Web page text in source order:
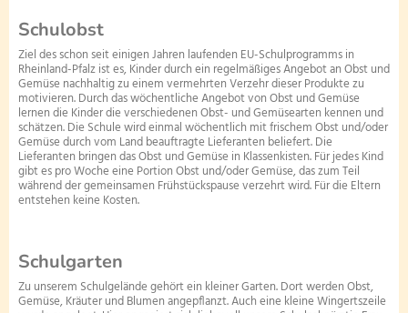
Schulobst
Ziel des schon seit einigen Jahren laufenden EU-Schulprogramms in
Rheinland-Pfalz ist es, Kinder durch ein regelmäßiges Angebot an Obst und
Gemüse nachhaltig zu einem vermehrten Verzehr dieser Produkte zu
motivieren. Durch das wöchentliche Angebot von Obst und Gemüse
lernen die Kinder die verschiedenen Obst- und Gemüsearten kennen und
schätzen. Die Schule wird einmal wöchentlich mit frischem Obst und/oder
Gemüse durch vom Land beauftragte Lieferanten beliefert. Die
Lieferanten bringen das Obst und Gemüse in Klassenkisten. Für jedes Kind
gibt es pro Woche eine Portion Obst und/oder Gemüse, das zum Teil
während der gemeinsamen Frühstückspause verzehrt wird. Für die Eltern
entstehen keine Kosten.
Schulgarten
Zu unserem Schulgelände gehört ein kleiner Garten. Dort werden Obst,
Gemüse, Kräuter und Blumen angepflanzt. Auch eine kleine Wingertszeile